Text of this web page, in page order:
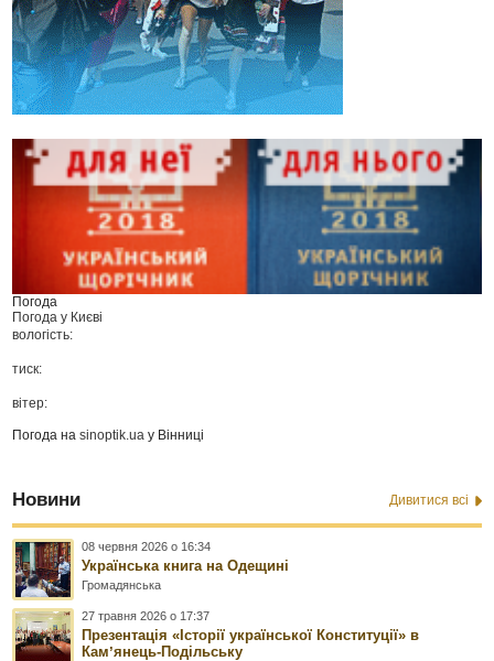
Погода
Погода у Києві
вологість:
тиск:
вітер:
Погода наsinoptik.ua у Вінниці
Новини Дивитися всі
08 червня 2026 о 16:34
Українська книга на Одещині
Громадянська
27 травня 2026 о 17:37
Презентація «Історії української Конституції» в
Камʼянець-Подільську